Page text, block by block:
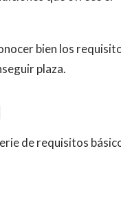
bien los
plaza.
de requisitos